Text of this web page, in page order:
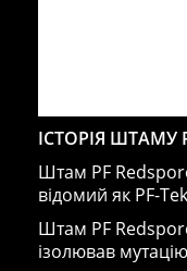
ІСТОРІЯ ШТАМУ
Штам PF
відомий як PF-
Штам PF
ізолював